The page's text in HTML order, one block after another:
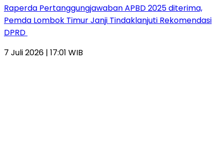
Raperda Pertanggungjawaban APBD 2025 diterima,
Pemda Lombok Timur Janji Tindaklanjuti Rekomendasi
DPRD
7 Juli 2026 | 17:01 WIB